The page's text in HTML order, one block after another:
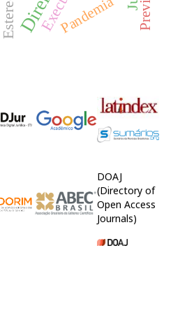
Pandemia
DOAJ
(Directory of
Open Access
Journals)